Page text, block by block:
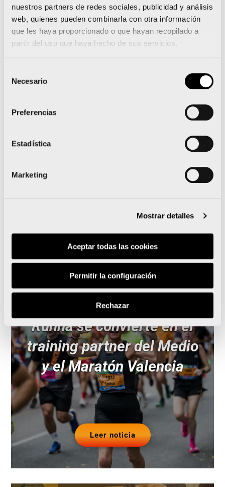
nuestros partners de redes sociales, publicidad y análisis
web, quienes pueden combinarla con otra información
que les haya proporcionado o que hayan recopilado a
partir del uso que haya hecho de sus servicios.
Necesario
Preferencias
Estadística
Marketing
Mostrar detalles
Aceptar todas las cookies
Permitir la configuración
Rechazar
Esta historia ha sido publicada
previamente en el diario Las Provincias
Bimi se une a la familia del Maratón Valencia
Los organizadores de maratones se citan en la
Noticias relacionadas
Runna se convierte en el
training partner del Medio
y el Maratón Valencia
Leer noticia